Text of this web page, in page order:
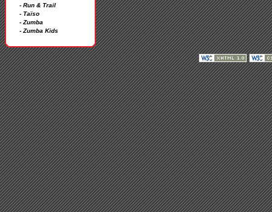
- Run & Trail
- Taïso
- Zumba
- Zumba Kids